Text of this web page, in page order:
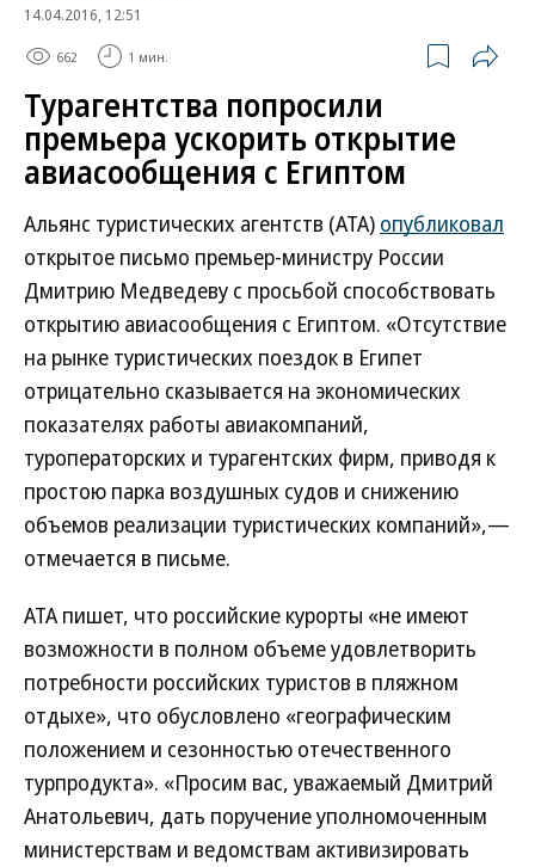
14.04.2016, 12:51
662 1 мин.
Турагентства попросили
премьера ускорить открытие
авиасообщения с Египтом
Альянс туристических агентств (АТА) опубликовал
открытое письмо премьер-министру России
Дмитрию Медведеву с просьбой способствовать
открытию авиасообщения с Египтом. «Отсутствие
на рынке туристических поездок в Египет
отрицательно сказывается на экономических
показателях работы авиакомпаний,
туроператорских и турагентских фирм, приводя к
простою парка воздушных судов и снижению
объемов реализации туристических компаний»,—
отмечается в письме.
АТА пишет, что российские курорты «не имеют
возможности в полном объеме удовлетворить
потребности российских туристов в пляжном
отдыхе», что обусловлено «географическим
положением и сезонностью отечественного
турпродукта». «Просим вас, уважаемый Дмитрий
Анатольевич, дать поручение уполномоченным
министерствам и ведомствам активизировать